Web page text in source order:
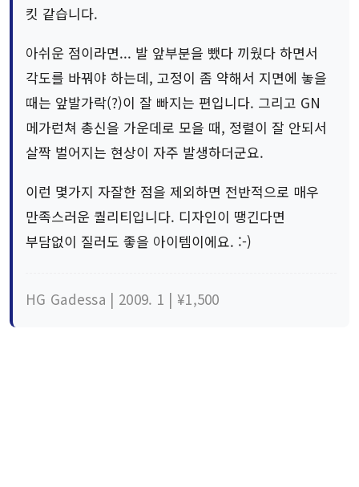
킷 같습니다.
아쉬운 점이라면... 발 앞부분을 뺐다 끼웠다 하면서
각도를 바꿔야 하는데, 고정이 좀 약해서 지면에 놓을
때는 앞발가락(?)이 잘 빠지는 편입니다. 그리고 GN
메가런쳐 총신을 가운데로 모을 때, 정렬이 잘 안되서
살짝 벌어지는 현상이 자주 발생하더군요.
이런 몇가지 자잘한 점을 제외하면 전반적으로 매우
만족스러운 퀄리티입니다. 디자인이 땡긴다면
부담없이 질러도 좋을 아이템이에요. :-)
HG Gadessa | 2009. 1 | ¥1,500